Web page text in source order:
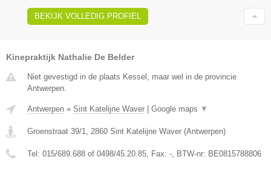
BEKIJK VOLLEDIG PROFIEL
Kinepraktijk Nathalie De Belder
Niet gevestigd in de plaats Kessel, maar wel in de provincie
Antwerpen.
Antwerpen » Sint Katelijne Waver Google maps ▼
Groenstraat 39/1, 2860 Sint Katelijne Waver (Antwerpen)
Tel: 015/689.688 of 0498/45.20.85, Fax: -, BTW-nr: BE0815788806